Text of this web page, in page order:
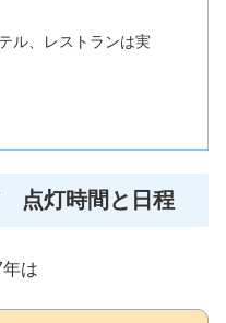
ル、レストランは実
点灯時間と日程
は